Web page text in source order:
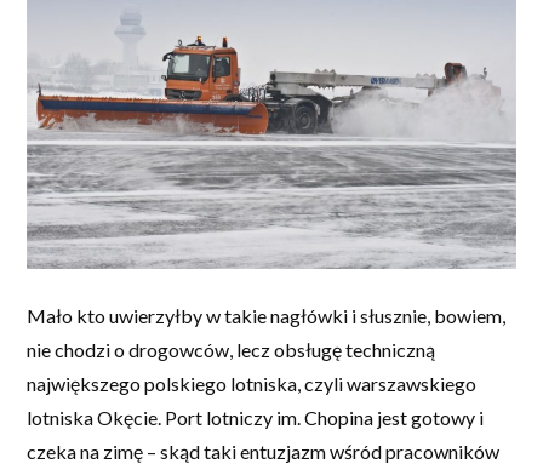
Mało kto uwierzyłby w takie nagłówki i słusznie, bowiem,
nie chodzi o drogowców, lecz obsługę techniczną
największego polskiego lotniska, czyli warszawskiego
lotniska Okęcie. Port lotniczy im. Chopina jest gotowy i
czeka na zimę – skąd taki entuzjazm wśród pracowników